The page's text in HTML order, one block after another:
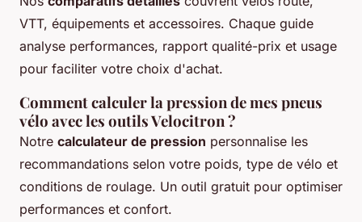
VTT, équipements et accessoires. Chaque guide
analyse performances, rapport qualité-prix et usage
pour faciliter votre choix d'achat.
Comment calculer la pression de mes pneus
vélo avec les outils Velocitron ?
Notre calculateur de pression personnalise les
recommandations selon votre poids, type de vélo et
conditions de roulage. Un outil gratuit pour optimiser
performances et confort.